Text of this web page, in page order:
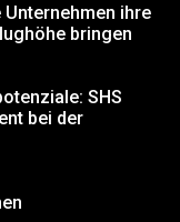
ihre
bringen
SHS
bei der